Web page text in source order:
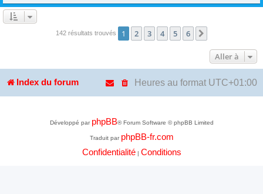
142 résultats trouvés 1 2 3 4 5 6
Aller à
Index du forum Heures au format UTC+01:00
Développé par phpBB® Forum Software © phpBB Limited
Traduit par phpBB-fr.com
Confidentialité| Conditions